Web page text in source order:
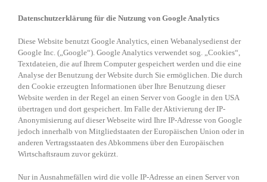
Datenschutzerklärung für die Nutzung von Google Analytics
Diese Website benutzt Google Analytics, einen Webanalysedienst der
Google Inc. („Google“). Google Analytics verwendet sog. „Cookies“,
Textdateien, die auf Ihrem Computer gespeichert werden und die eine
Analyse der Benutzung der Website durch Sie ermöglichen. Die durch
den Cookie erzeugten Informationen über Ihre Benutzung dieser
Website werden in der Regel an einen Server von Google in den USA
übertragen und dort gespeichert. Im Falle der Aktivierung der IP-
Anonymisierung auf dieser Webseite wird Ihre IP-Adresse von Google
jedoch innerhalb von Mitgliedstaaten der Europäischen Union oder in
anderen Vertragsstaaten des Abkommens über den Europäischen
Wirtschaftsraum zuvor gekürzt.
Nur in Ausnahmefällen wird die volle IP-Adresse an einen Server von